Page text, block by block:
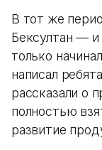
В тот же
Бексултан —
только
написал
рассказали о
полностью
развитие